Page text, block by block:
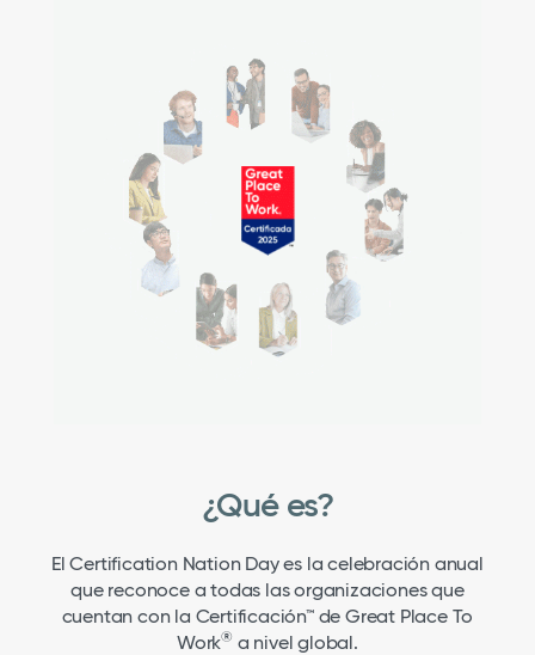
¿Qué es?
El Certification Nation Day es la celebración anual
que reconoce a todas las organizaciones que
cuentan con la Certificación™ de Great Place To
Work® a nivel global.